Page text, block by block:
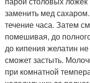
заменить мед
течение часа. Затем
помешивая, до
до кипения желатин
сможет застыть.
при комнатной